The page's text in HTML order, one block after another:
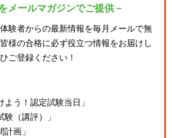
メールマガジンでご提供－
験者からの最新情報を毎月メールで無
皆様の合格に必ず役立つ情報をお届けし
ご登録ください！
よう！認定試験当日」
験（講評）」
計画」